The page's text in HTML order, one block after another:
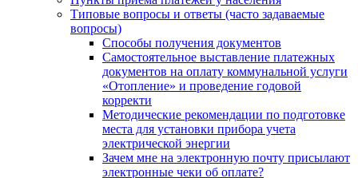
Типовые вопросы и ответы (часто задаваемые
вопросы)
Способы получения документов
Самостоятельное выставление платежных
документов на оплату коммунальной услуги
«Отопление» и проведение годовой
корректи
Методические рекомендации по подготовке
места для установки прибора учета
электрической энергии
Зачем мне на электронную почту присылают
электронные чеки об оплате?